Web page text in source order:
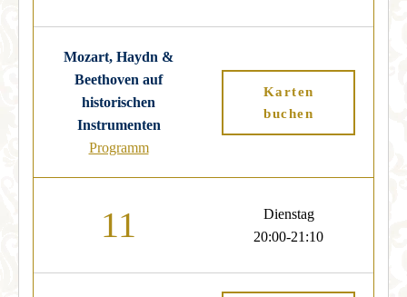
Mozart, Haydn &
Beethoven auf
historischen
Instrumenten
Programm
Karten
buchen
11
Dienstag
20:00-21:10